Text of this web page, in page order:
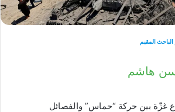
الباحث المقيم
هاشم
بين حركة “حماس” والفصائل